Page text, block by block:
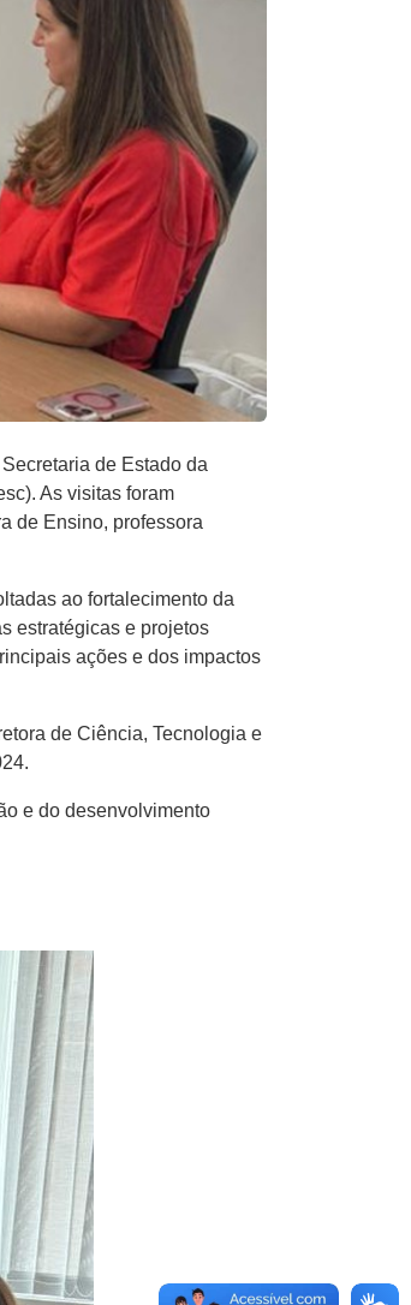
de Estado da
As visitas foram
de Ensino, professora
ao fortalecimento da
estratégicas e projetos
ações e dos impactos
de Ciência, Tecnologia e
e do desenvolvimento